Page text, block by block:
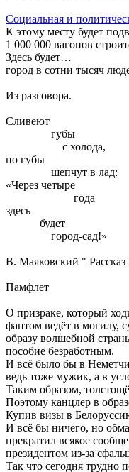
Социальная и
К этому месту будет
1 000 000 вагонов
Здесь будет…
город в сотни тысяч
Из разговора.
Сливеют
губы
с холода,
но губы
шепчут в лад:
«Через четыре
года
здесь
будет
город-сад!»
В. Маяковский "
Памфлет
О призраке, который
фантом ведёт в могилу,
образу волшебной
пособие безработным.
И всё было бы в
ведь тоже мужик, а в
Таким образом,
Поэтому канцлер в
Купив визы в
И всё бы ничего, но
прекратил всякое
президентом из-за
Так что сегодня трудно